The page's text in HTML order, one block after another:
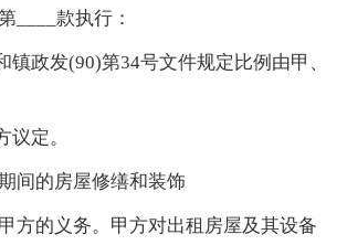
____款执行：
镇政发(90)第34号文件规定比例由甲、
议定。
间的房屋修缮和装饰
方的义务。甲方对出租房屋及其设备